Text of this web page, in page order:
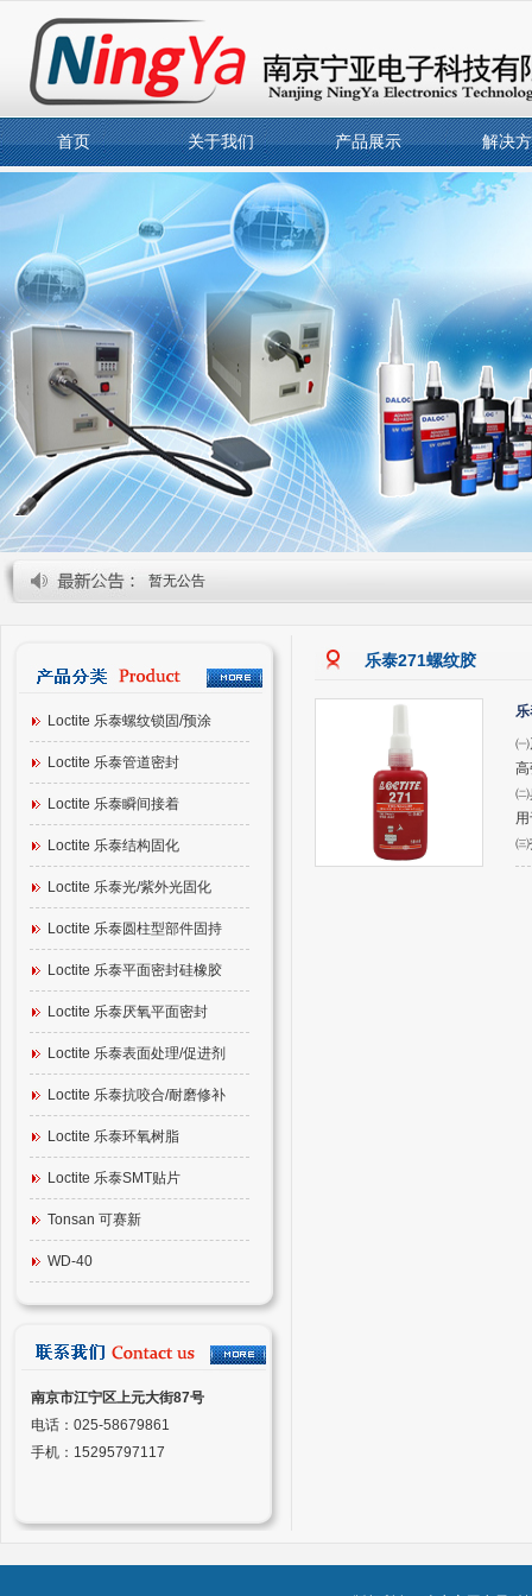
首页 关于我们 产品展示 解决
暂无公告
Loctite 乐泰螺纹锁固/预涂
Loctite 乐泰管道密封
Loctite 乐泰瞬间接着
Loctite 乐泰结构固化
Loctite 乐泰光/紫外光固化
Loctite 乐泰圆柱型部件固持
Loctite 乐泰平面密封硅橡胶
Loctite 乐泰厌氧平面密封
Loctite 乐泰表面处理/促进剂
Loctite 乐泰抗咬合/耐磨修补
Loctite 乐泰环氧树脂
Loctite 乐泰SMT贴片
Tonsan 可赛新
WD-40
南京市江宁区上元大街87号
电话：025-58679861
手机：15295797117
乐泰271螺纹胶